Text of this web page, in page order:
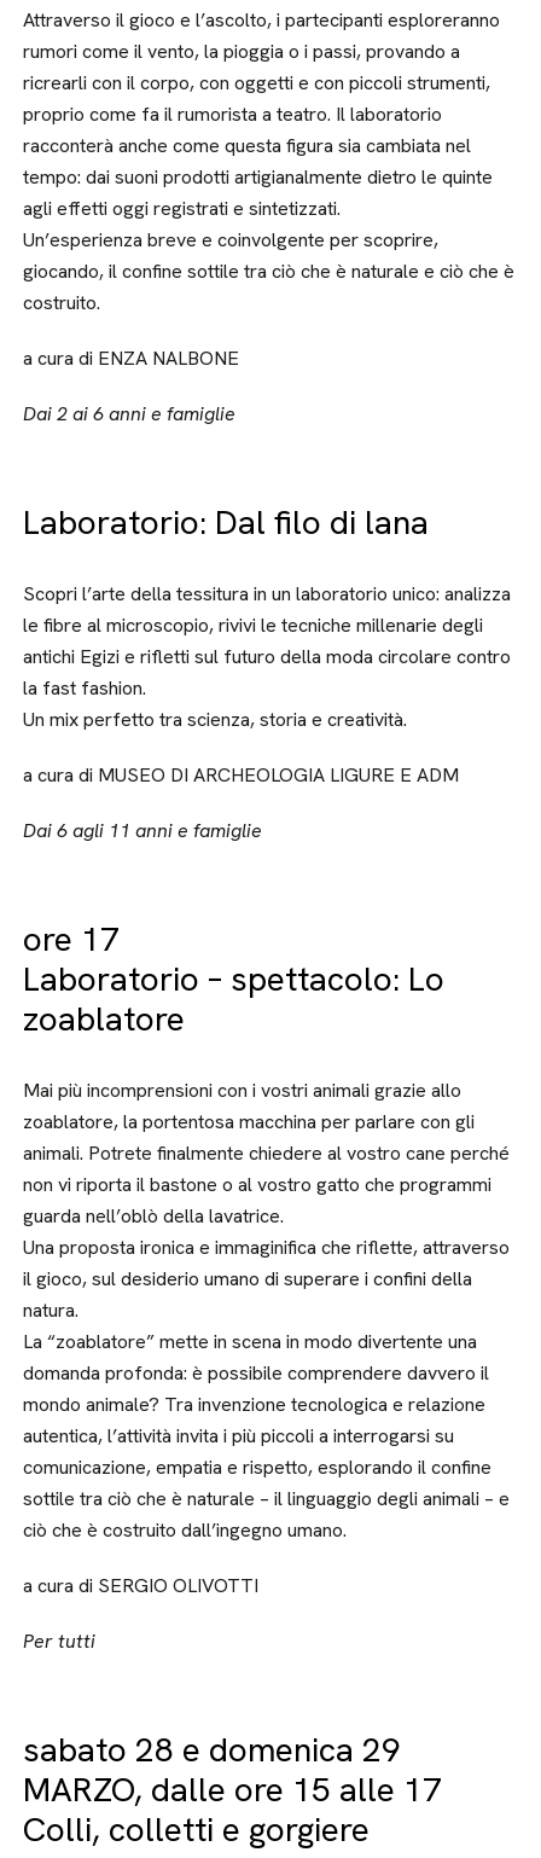
Attraverso il gioco e l’ascolto, i partecipanti esploreranno
rumori come il vento, la pioggia o i passi, provando a
ricrearli con il corpo, con oggetti e con piccoli strumenti,
proprio come fa il rumorista a teatro. Il laboratorio
racconterà anche come questa figura sia cambiata nel
tempo: dai suoni prodotti artigianalmente dietro le quinte
agli effetti oggi registrati e sintetizzati.
Un’esperienza breve e coinvolgente per scoprire,
giocando, il confine sottile tra ciò che è naturale e ciò che è
costruito.
a cura di ENZA NALBONE
Dai 2 ai 6 anni e famiglie
Laboratorio: Dal filo di lana
Scopri l’arte della tessitura in un laboratorio unico: analizza
le fibre al microscopio, rivivi le tecniche millenarie degli
antichi Egizi e rifletti sul futuro della moda circolare contro
la fast fashion.
Un mix perfetto tra scienza, storia e creatività.
a cura di MUSEO DI ARCHEOLOGIA LIGURE E ADM
Dai 6 agli 11 anni e famiglie
ore 17
Laboratorio – spettacolo: Lo
zoablatore
Mai più incomprensioni con i vostri animali grazie allo
zoablatore, la portentosa macchina per parlare con gli
animali. Potrete finalmente chiedere al vostro cane perché
non vi riporta il bastone o al vostro gatto che programmi
guarda nell’oblò della lavatrice.
Una proposta ironica e immaginifica che riflette, attraverso
il gioco, sul desiderio umano di superare i confini della
natura.
La “zoablatore” mette in scena in modo divertente una
domanda profonda: è possibile comprendere davvero il
mondo animale? Tra invenzione tecnologica e relazione
autentica, l’attività invita i più piccoli a interrogarsi su
comunicazione, empatia e rispetto, esplorando il confine
sottile tra ciò che è naturale – il linguaggio degli animali – e
ciò che è costruito dall’ingegno umano.
a cura di SERGIO OLIVOTTI
Per tutti
sabato 28 e domenica 29
MARZO, dalle ore 15 alle 17
Colli, colletti e gorgiere